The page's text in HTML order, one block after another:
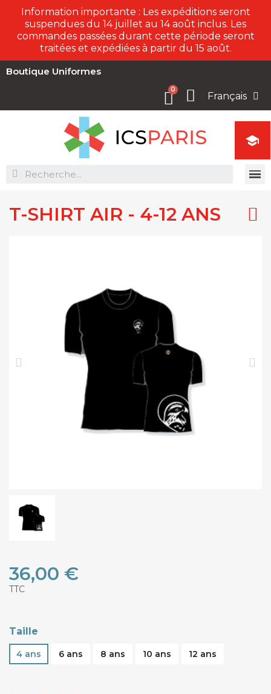
Information importante : Les expéditions seront
suspendues du 14 juillet au 14 août inclus. Les
commandes passées durant cette période seront
traitées et expédiées à partir du 15 août.
Boutique Uniformes
Français
T-SHIRT AIR - 4-12 ANS
36,00 €
TTC
Taille
4 ans 6 ans 8 ans 10 ans 12 ans
